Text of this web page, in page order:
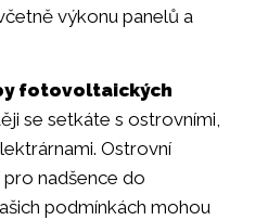
výkonu panelů a
fotovoltaických
se setkáte s ostrovními,
Ostrovní
nadšence do
podmínkách mohou